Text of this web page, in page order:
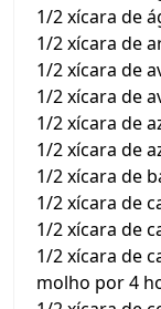
1/2 xícara de
1/2 xícara de
1/2 xícara de
1/2 xícara de
1/2 xícara de
1/2 xícara de
1/2 xícara de
1/2 xícara de
1/2 xícara de
1/2 xícara de
molho por 4